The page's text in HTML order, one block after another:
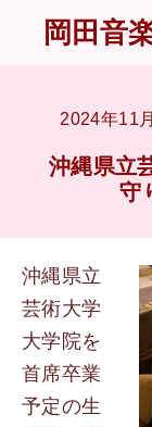
岡田音
2024年11
沖縄県立
守
沖縄県立
芸術大学
大学院を
首席卒業
予定の生